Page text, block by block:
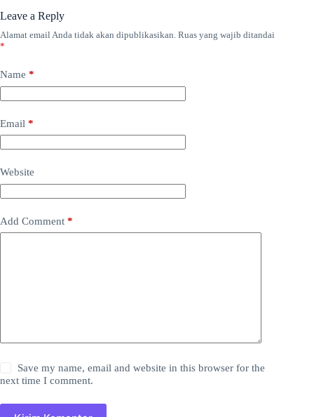
Leave a Reply
Alamat email Anda tidak akan dipublikasikan. Ruas yang wajib ditandai
*
Name *
Email *
Website
Add Comment *
Save my name, email and website in this browser for the
next time I comment.